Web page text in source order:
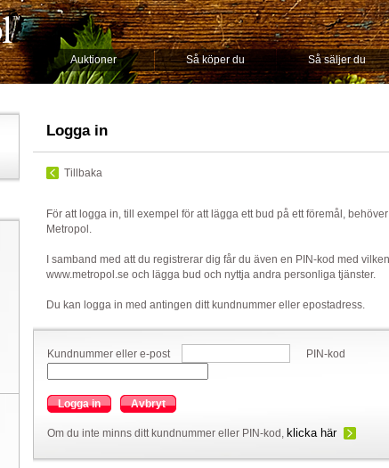
Auktioner Så köper du Så säljer du
Logga in
Tillbaka
För att logga in, till exempel för att lägga ett bud på ett föremål,
Metropol.
I samband med att du registrerar dig får du även en PIN-kod med
www.metropol.se och lägga bud och nyttja andra personliga tjänster.
Du kan logga in med antingen ditt kundnummer eller epostadress.
Kundnummer eller e-post PIN-kod
Logga in Avbryt
Om du inte minns ditt kundnummer eller PIN-kod, klicka här